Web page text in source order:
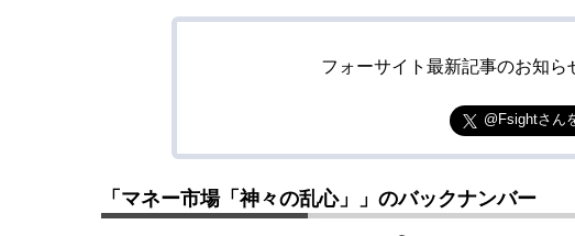
フォーサイト最新記事のお知ら
@Fsightさん
「マネー市場「神々の乱心」」のバックナンバー